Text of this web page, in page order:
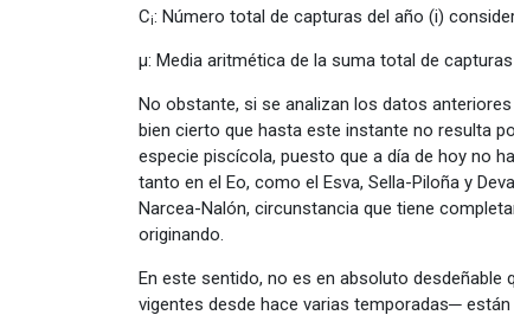
Ci: Número total de capturas del año (i)
μ: Media aritmética de la suma total de
No obstante, si se analizan los datos
bien cierto que hasta este instante no resulta
especie piscícola, puesto que a día de hoy no
tanto en el Eo, como el Esva, Sella-Piloña y
Narcea-Nalón, circunstancia que tiene
originando.
En este sentido, no es en absoluto
vigentes desde hace varias temporadas─